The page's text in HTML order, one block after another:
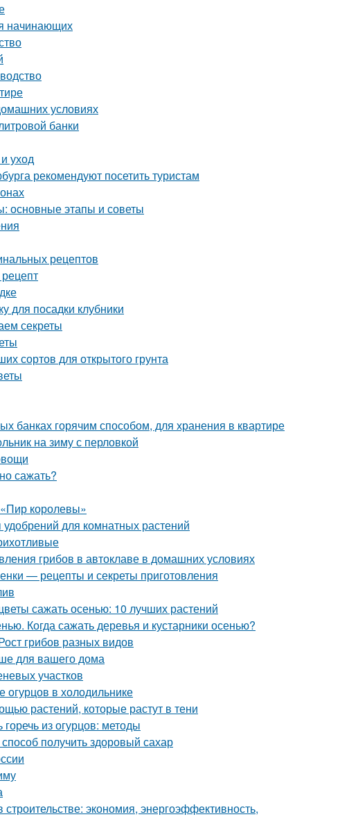
начинающих
условиях
банки
уход
рекомендуют посетить туристам
основные этапы и советы
рецептов
для посадки клубники
секреты
сортов для открытого грунта
банках горячим способом, для хранения в квартире
на зиму с перловкой
сажать?
королевы»
для комнатных растений
грибов в автоклаве в домашних условиях
— рецепты и секреты приготовления
сажать осенью: 10 лучших растений
Когда сажать деревья и кустарники осенью?
грибов разных видов
для вашего дома
участков
огурцов в холодильнике
растений, которые растут в тени
из огурцов: методы
получить здоровый сахар
экономия, энергоэффективность,